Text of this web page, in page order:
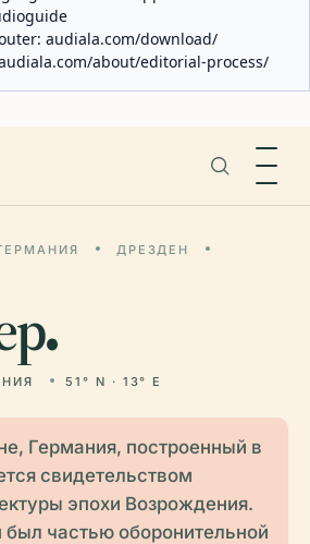
audiala.com/download/
about/editorial-process/
ДРЕЗДЕН
51° N · 13° E
Германия, построенный в
свидетельством
эпохи Возрождения.
был частью оборонительной